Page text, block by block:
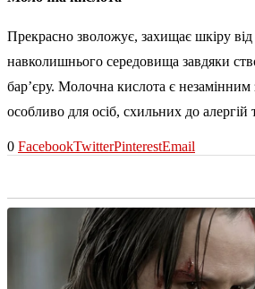
Прекрасно зволожує, захищає шкіру
навколишнього середовища завдяки
бар’єру. Молочна кислота є
особливо для осіб, схильних до алергій
0 FacebookTwitterPinterestEmail